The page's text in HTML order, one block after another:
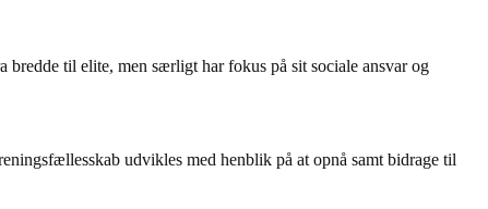
til elite, men særligt har fokus på sit sociale ansvar og
udvikles med henblik på at opnå samt bidrage til